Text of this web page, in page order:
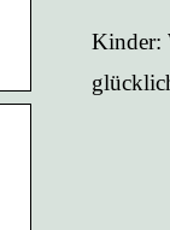
Kinder: